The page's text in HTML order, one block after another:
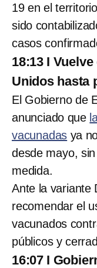
19 en el
sido
casos
18:13 I
Unidos hasta
El Gobierno de
anunciado que
vacunadas ya
desde mayo,
medida.
Ante la variante
recomendar el
vacunados
públicos y
16:07 I